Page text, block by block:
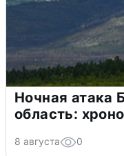
Ночная атака
область:
8 августа 0